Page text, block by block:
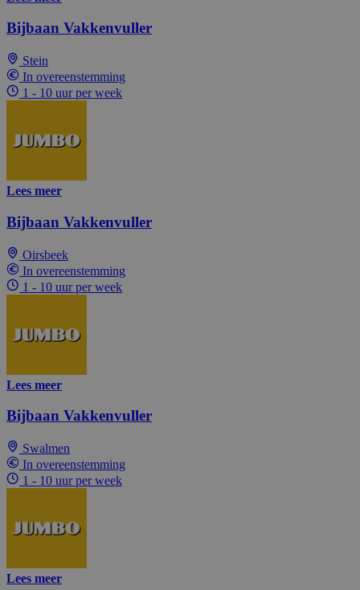
Bijbaan Vakkenvuller
Stein
In overeenstemming
1 - 10 uur per week
Lees meer
Bijbaan Vakkenvuller
Oirsbeek
In overeenstemming
1 - 10 uur per week
Lees meer
Bijbaan Vakkenvuller
Swalmen
In overeenstemming
1 - 10 uur per week
Lees meer